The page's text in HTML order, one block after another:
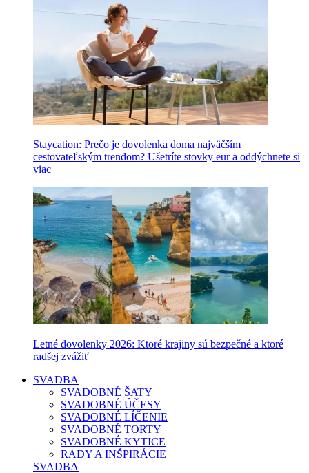
Staycation: Prečo je dovolenka doma najväčším
cestovateľským trendom? Ušetríte stovky eur a oddýchnete si
viac
Letné dovolenky 2026: Ktoré krajiny sú bezpečné a ktoré
radšej zvážiť
SVADBA
SVADOBNÉ ŠATY
SVADOBNÉ ÚČESY
SVADOBNÉ LÍČENIE
SVADOBNÉ TORTY
SVADOBNÉ KYTICE
RADY A INŠPIRÁCIE
SVADBA